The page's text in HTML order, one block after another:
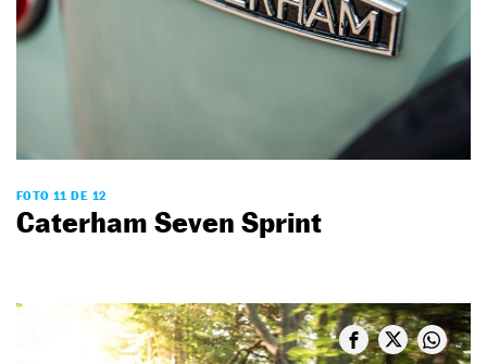
FOTO 11 DE 12
Caterham Seven Sprint